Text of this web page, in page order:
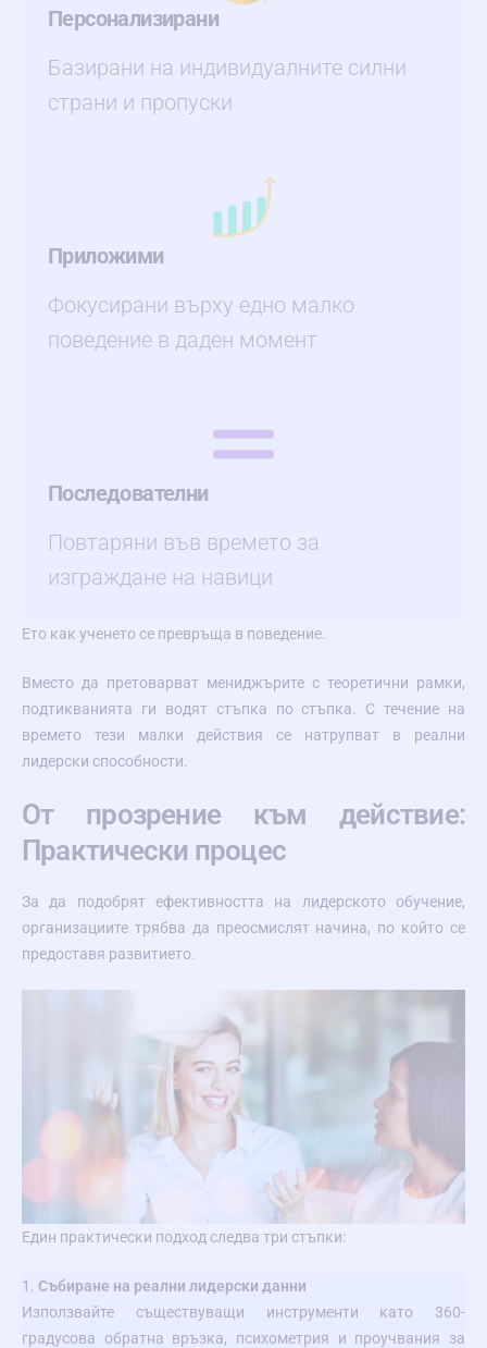
Персонализирани
Базирани на индивидуалните силни
страни и пропуски
Приложими
Фокусирани върху едно малко
поведение в даден момент
Последователни
Повтаряни във времето за
изграждане на навици
Ето как ученето се превръща в поведение.
Вместо да претоварват мениджърите с теоретични рамки,
подтикванията ги водят стъпка по стъпка. С течение на
времето тези малки действия се натрупват в реални
лидерски способности.
От прозрение към действие:
Практически процес
За да подобрят ефективността на лидерското обучение,
организациите трябва да преосмислят начина, по който се
предоставя развитието.
Един практически подход следва три стъпки:
1. Събиране на реални лидерски данни
Използвайте съществуващи инструменти като 360-
градусова обратна връзка, психометрия и проучвания за